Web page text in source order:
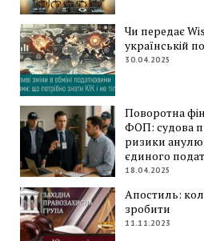
Чи передає
українській
30.04.2025
Поворотна
ФОП: судова
ризики
єдиного
18.04.2025
Апостиль:
зробити
11.11.2023